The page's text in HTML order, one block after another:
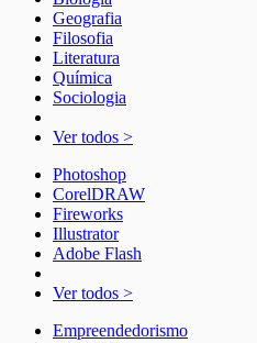
Geografia
Filosofia
Literatura
Química
Sociologia
Ver todos >
Photoshop
CorelDRAW
Fireworks
Illustrator
Adobe Flash
Ver todos >
Empreendedorismo